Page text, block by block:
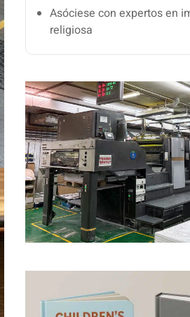
Asóciese con expertos en
religiosa